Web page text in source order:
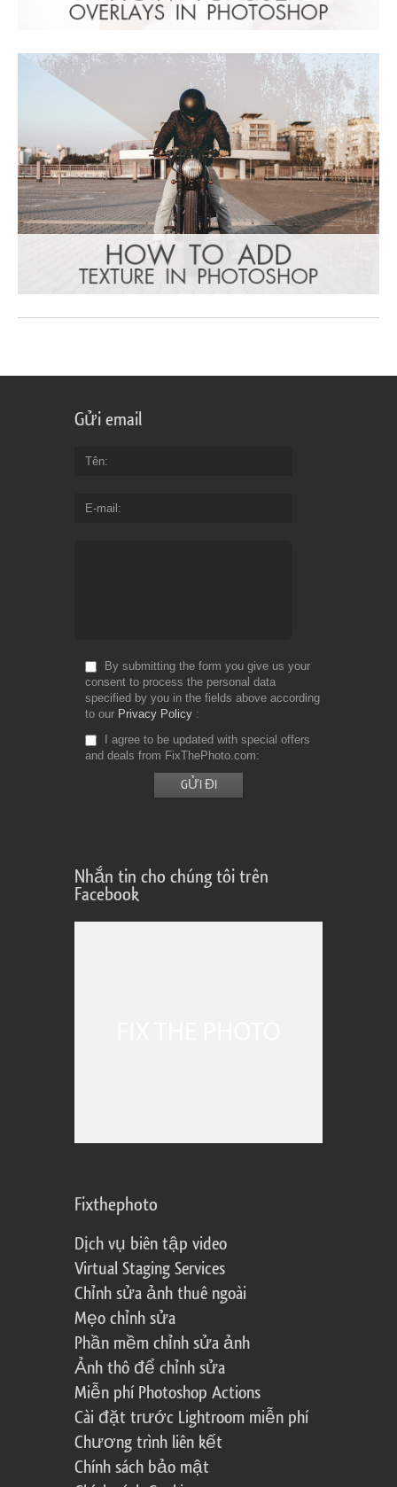
Gửi email
Tên
E-mail
By submitting the form you give us your
consent to process the personal data
specified by you in the fields above according
to our Privacy Policy
I agree to be updated with special offers
and deals from FixThePhoto.com
Nhắn tin cho chúng tôi trên
Facebook
Fixthephoto
Dịch vụ biên tập video
Virtual Staging Services
Chỉnh sửa ảnh thuê ngoài
Mẹo chỉnh sửa
Phần mềm chỉnh sửa ảnh
Ảnh thô để chỉnh sửa
Miễn phí Photoshop Actions
Cài đặt trước Lightroom miễn phí
Chương trình liên kết
Chính sách bảo mật